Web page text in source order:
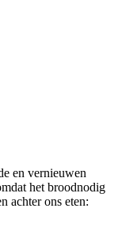
en vernieuwen
het broodnodig
achter ons eten: